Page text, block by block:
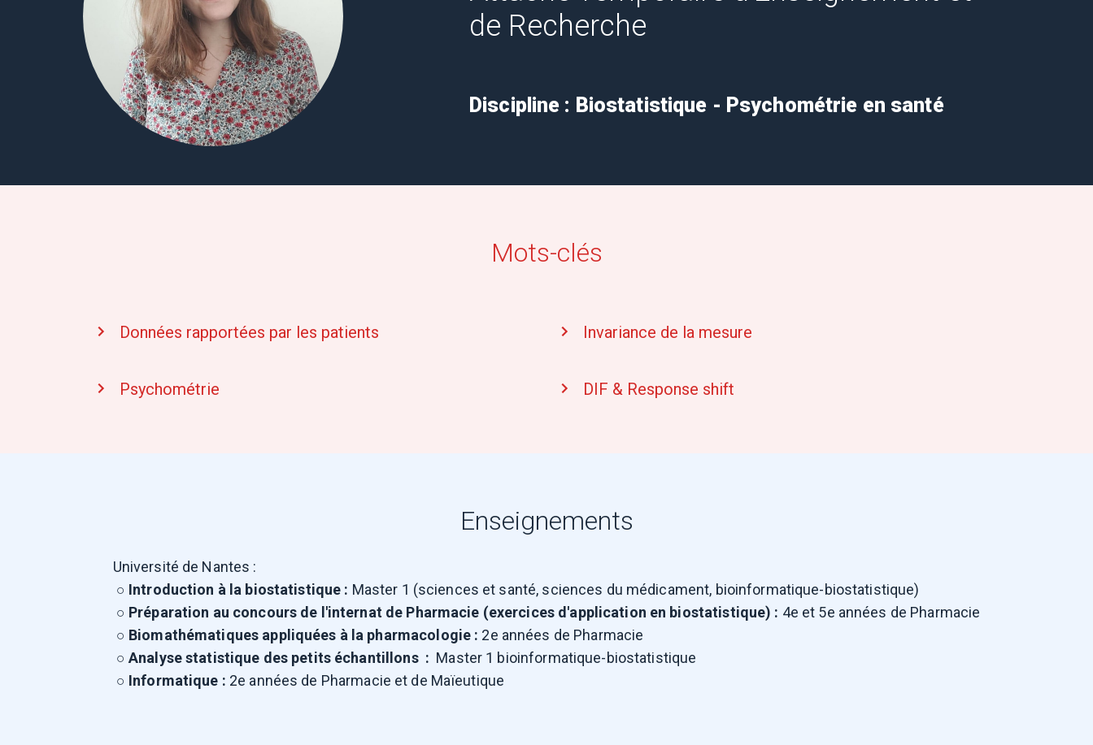
de Recherche
Discipline : Biostatistique - Psychométrie en santé
Mots-clés
Données rapportées par les patients Invariance de la mesure
Psychométrie DIF & Response shift
Enseignements
Université de Nantes :
○ Introduction à la biostatistique : Master 1 (sciences et santé, sciences du médicament, bioinformatique-biostatistique)
○ Préparation au concours de l'internat de Pharmacie (exercices d'application en biostatistique) : 4e et 5e années de Pharmacie
○ Biomathématiques appliquées à la pharmacologie : 2e années de Pharmacie
○Analyse statistique des petits échantillons : Master 1 bioinformatique-biostatistique
○ Informatique : 2e années de Pharmacie et de Maïeutique